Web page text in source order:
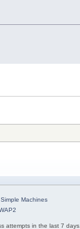
Simple Machines
attempts in the last 7 days.